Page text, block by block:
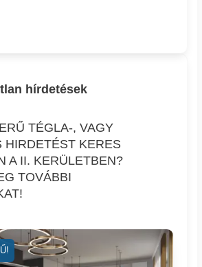
hírdetések
TÉGLA-, VAGY
HIRDETÉST KERES
A II. KERÜLETBEN?
TOVÁBBI